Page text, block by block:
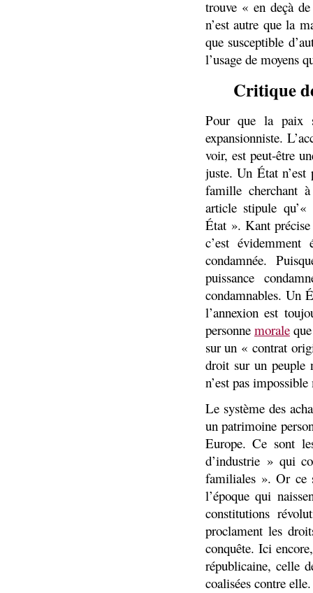
trouve « en deçà
n’est autre que la
que susceptible
l’usage de moyens
Critique
Pour que la paix
expansionniste.
voir, est peut-être
juste. Un État n’est
famille cherchant
article stipule
État ». Kant précise
c’est
condamnée.
puissance
condamnables. Un
l’annexion est
personne moraleque
sur un « contrat
droit sur un peuple
n’est pas
Le système des
un patrimoine
Europe. Ce sont
d’industrie » qui
familiales ». Or ce
l’époque qui
constitutions
proclament les
conquête. Ici
républicaine, celle
coalisées contre elle.